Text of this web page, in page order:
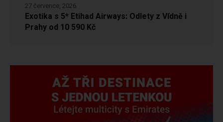
Exotika s 5* Etihad Airways: Odlety z Vídně i
Prahy od 10 590 Kč
27 července, 2026